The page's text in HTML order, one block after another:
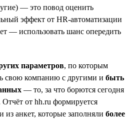
— это повод оценить
эффект от HR-автоматизации
— использовать шанс опередить
параметров, по которым
свою компанию с другими и быть
— то, за что борются сегодня
от hh.ru формируется
анкет, которые заполняли более